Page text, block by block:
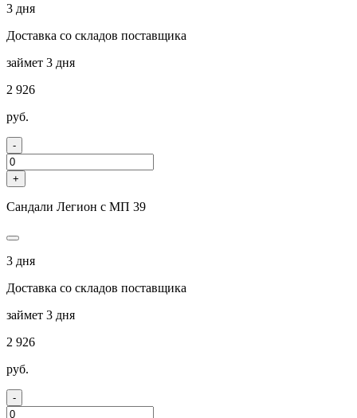
3 дня
Доставка со складов поставщика
займет 3 дня
2 926
руб.
-
+
Сандали Легион с МП 39
3 дня
Доставка со складов поставщика
займет 3 дня
2 926
руб.
-